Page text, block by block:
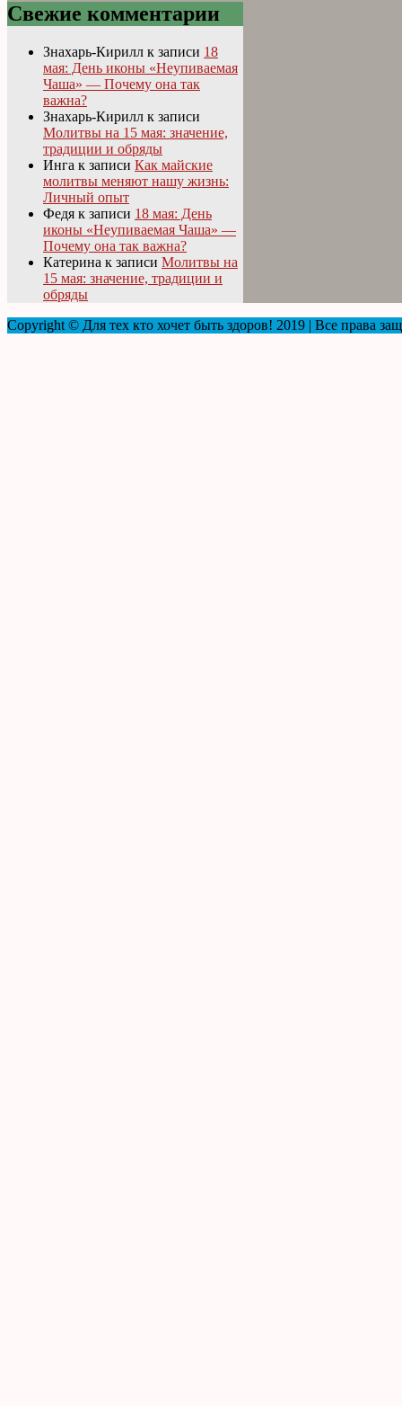
Свежие комментарии
Знахарь-Кирилл к записи 18
мая: День иконы «Неупиваемая
Чаша» — Почему она так
важна?
Знахарь-Кирилл к записи
Молитвы на 15 мая: значение,
традиции и обряды
Инга к записи Как майские
молитвы меняют нашу жизнь:
Личный опыт
Федя к записи 18 мая: День
иконы «Неупиваемая Чаша» —
Почему она так важна?
Катерина к записи Молитвы на
15 мая: значение, традиции и
обряды
Copyright © Для тех кто хочет быть здоров! 2019 | Все права